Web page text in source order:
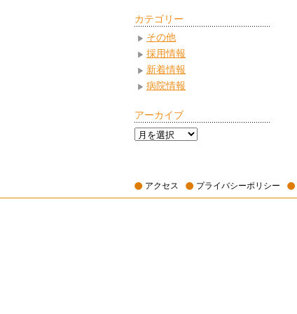
カテゴリー
その他
採用情報
新着情報
病院情報
アーカイブ
ア
イ
ブ
アクセス プライバシーポリシー